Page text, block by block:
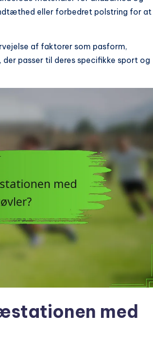
eller forbedret polstring for at
af faktorer som pasform,
passer til deres specifikke sport og
med